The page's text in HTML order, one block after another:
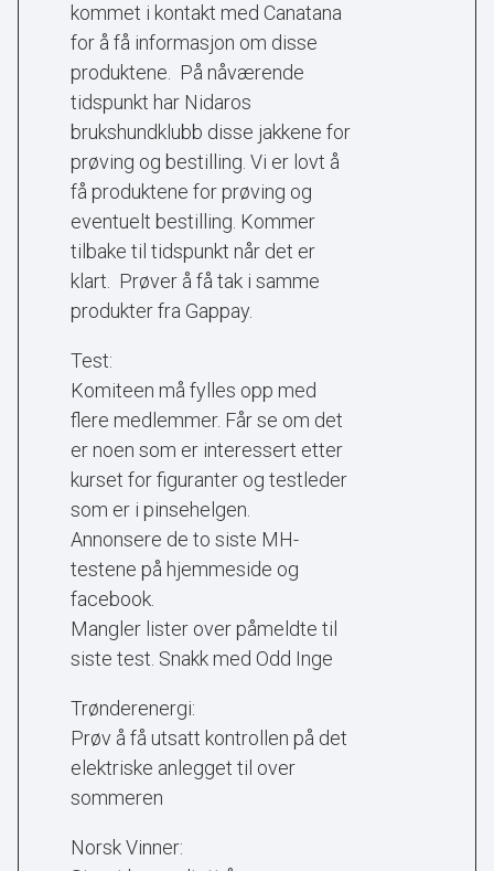
kommet i kontakt med Canatana
for å få informasjon om disse
produktene. På nåværende
tidspunkt har Nidaros
brukshundklubb disse jakkene for
prøving og bestilling. Vi er lovt å
få produktene for prøving og
eventuelt bestilling. Kommer
tilbake til tidspunkt når det er
klart. Prøver å få tak i samme
produkter fra Gappay.
Test:
Komiteen må fylles opp med
flere medlemmer. Får se om det
er noen som er interessert etter
kurset for figuranter og testleder
som er i pinsehelgen.
Annonsere de to siste MH-
testene på hjemmeside og
facebook.
Mangler lister over påmeldte til
siste test. Snakk med Odd Inge
Trønderenergi:
Prøv å få utsatt kontrollen på det
elektriske anlegget til over
sommeren
Norsk Vinner: